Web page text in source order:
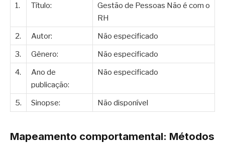
1. Título:
Gestão de Pessoas Não é com o
RH
2.
Autor:
Não especificado
3.
Gênero:
Não especificado
4.
Ano de
publicação:
Não especificado
5. Sinopse: Não disponível
Mapeamento comportamental: Métodos